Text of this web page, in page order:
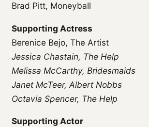
Brad Pitt, Moneyball
Supporting Actress
Berenice Bejo, The Artist
Jessica Chastain, The Help
Melissa McCarthy, Bridesmaids
Janet McTeer, Albert Nobbs
Octavia Spencer, The Help
Supporting Actor